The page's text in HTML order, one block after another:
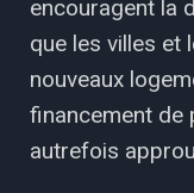
encouragent la
que les villes et
nouveaux
financement de
autrefois